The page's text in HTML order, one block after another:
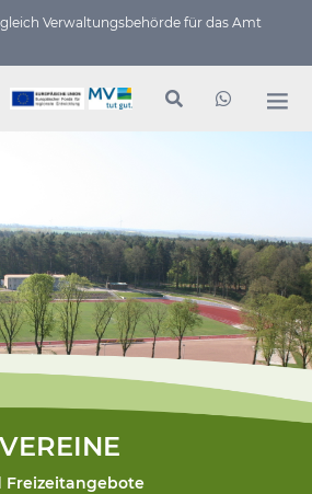
Verwaltungs­behörde für das Amt
Freizeitangebote